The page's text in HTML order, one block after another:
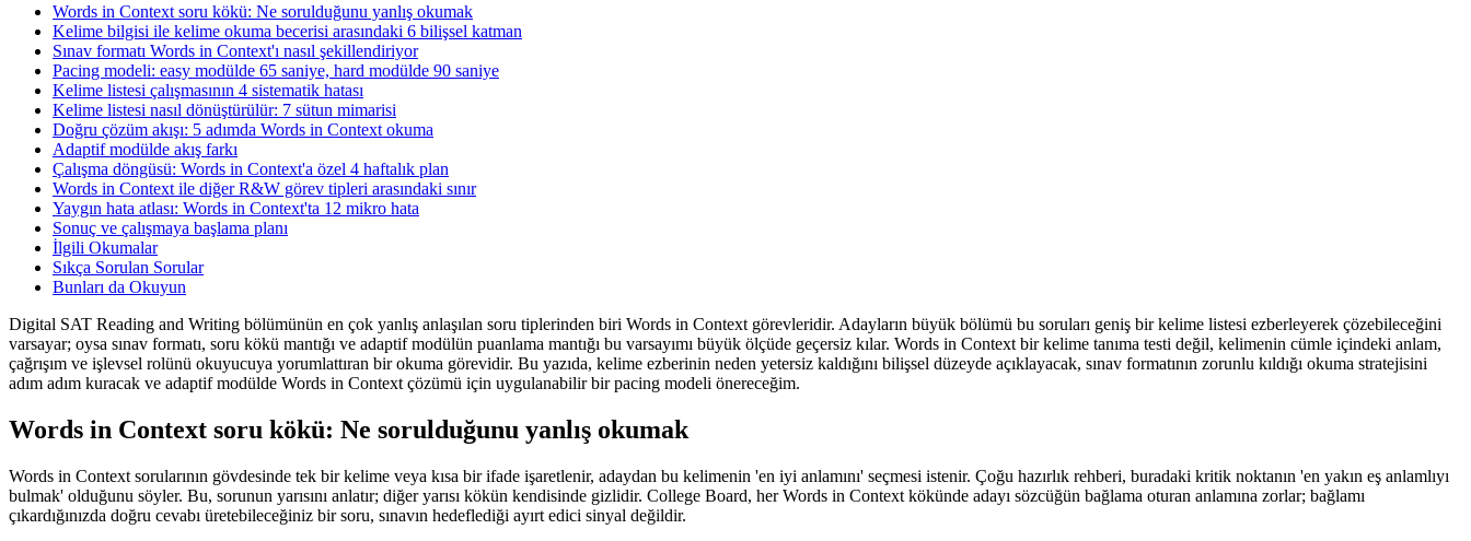
Words in Context soru kökü: Ne sorulduğunu yanlış okumak
Kelime bilgisi ile kelime okuma becerisi arasındaki 6 bilişsel katman
Sınav formatı Words in Context'ı nasıl şekillendiriyor
Pacing modeli: easy modülde 65 saniye, hard modülde 90 saniye
Kelime listesi çalışmasının 4 sistematik hatası
Kelime listesi nasıl dönüştürülür: 7 sütun mimarisi
Doğru çözüm akışı: 5 adımda Words in Context okuma
Adaptif modülde akış farkı
Çalışma döngüsü: Words in Context'a özel 4 haftalık plan
Words in Context ile diğer R&W görev tipleri arasındaki sınır
Yaygın hata atlası: Words in Context'ta 12 mikro hata
Sonuç ve çalışmaya başlama planı
İlgili Okumalar
Sıkça Sorulan Sorular
Bunları da Okuyun
Digital SAT Reading and Writing bölümünün en çok yanlış anlaşılan soru tiplerinden biri Words in Context görevleridir. Adayların büyük bölümü bu soruları geniş bir kelime listesi ezberleyerek çözebileceğini
varsayar; oysa sınav formatı, soru kökü mantığı ve adaptif modülün puanlama mantığı bu varsayımı büyük ölçüde geçersiz kılar. Words in Context bir kelime tanıma testi değil, kelimenin cümle içindeki anlam,
çağrışım ve işlevsel rolünü okuyucuya yorumlattıran bir okuma görevidir. Bu yazıda, kelime ezberinin neden yetersiz kaldığını bilişsel düzeyde açıklayacak, sınav formatının zorunlu kıldığı okuma stratejisini
adım adım kuracak ve adaptif modülde Words in Context çözümü için uygulanabilir bir pacing modeli önereceğim.
Words in Context soru kökü: Ne sorulduğunu yanlış okumak
Words in Context sorularının gövdesinde tek bir kelime veya kısa bir ifade işaretlenir, adaydan bu kelimenin 'en iyi anlamını' seçmesi istenir. Çoğu hazırlık rehberi, buradaki kritik noktanın 'en yakın eş anlamlıyı
bulmak' olduğunu söyler. Bu, sorunun yarısını anlatır; diğer yarısı kökün kendisinde gizlidir. College Board, her Words in Context kökünde adayı sözcüğün bağlama oturan anlamına zorlar; bağlamı
çıkardığınızda doğru cevabı üretebileceğiniz bir soru, sınavın hedeflediği ayırt edici sinyal değildir.